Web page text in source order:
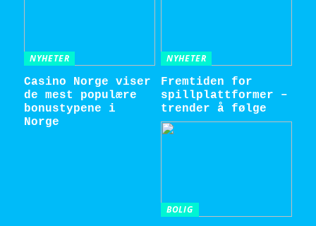
NYHETER
Casino Norge viser
de mest populære
bonustypene i
Norge
NYHETER
Fremtiden for
spillplattformer –
trender å følge
BOLIG